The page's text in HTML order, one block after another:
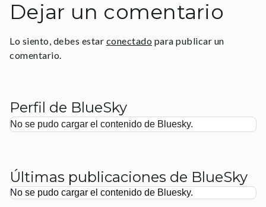
Dejar un comentario
Lo siento, debes estar conectado para publicar un
comentario.
Perfil de BlueSky
No se pudo cargar el contenido de Bluesky.
Últimas publicaciones de BlueSky
No se pudo cargar el contenido de Bluesky.